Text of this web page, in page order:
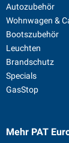
Autozubehör
Wohnwagen &
Bootszubehör
Leuchten
Brandschutz
Specials
GasStop
Mehr PAT